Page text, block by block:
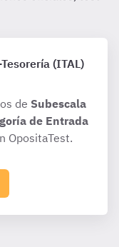
(ITAL)
de Subescala
de Entrada
OpositaTest.